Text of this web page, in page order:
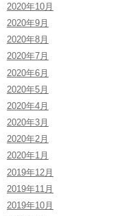
2020年10月
2020年9月
2020年8月
2020年7月
2020年6月
2020年5月
2020年4月
2020年3月
2020年2月
2020年1月
2019年12月
2019年11月
2019年10月